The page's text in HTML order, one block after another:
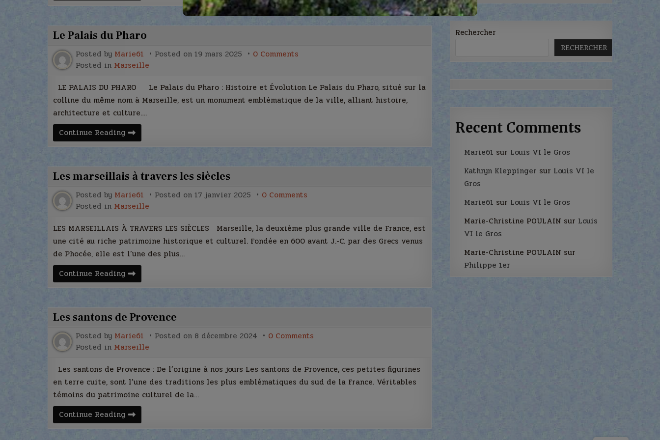
de
Le Palais du Pharo
Posted by Marie61 Posted on 19 mars 2025 0 Comments
Pharo
Posted in Marseille
LE PALAIS DU PHARO Le Palais du Pharo : Histoire et Évolution Le Palais du Pharo, situé sur la
colline du même nom à Marseille, est un monument emblématique de la ville, alliant histoire,
architecture et culture….
Continue Reading Le
Palais
du
Les marseillais à travers les siècles
Posted by Marie61 Posted on 17 janvier 2025 0 Comments
travers
les
siècles
Posted in Marseille
LES MARSEILLAIS À TRAVERS LES SIÈCLES Marseille, la deuxième plus grande ville de France, est
une cité au riche patrimoine historique et culturel. Fondée en 600 avant J.-C. par des Grecs venus
de Phocée, elle est l’une des plus…
Continue Reading Les
marseillais
à
siècles
Les santons de Provence
Posted by Marie61 Posted on 8 décembre 2024 0 Comments
Provence
Posted in Marseille
Les santons de Provence : De l’origine à nos jours Les santons de Provence, ces petites figurines
en terre cuite, sont l’une des traditions les plus emblématiques du sud de la France. Véritables
témoins du patrimoine culturel de la…
Continue Reading Les
santons
de
Rechercher
RECHERCHER
Recent Comments
Marie61 sur Louis VI le Gros
Kathryn Kleppinger sur Louis VI le
Gros
Marie61 sur Louis VI le Gros
Marie-Christine POULAIN sur Louis
VI le Gros
Marie-Christine POULAIN sur
Philippe 1er